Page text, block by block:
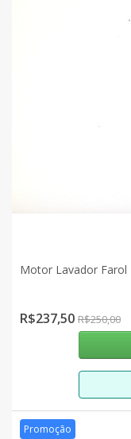
Motor Lavador Farol
R$237,50 R$250,00
Promoção